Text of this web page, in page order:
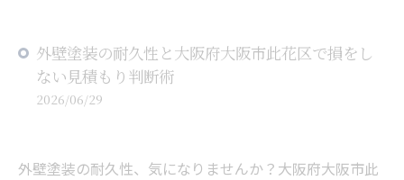
外壁塗装の耐久性と大阪府大阪市此花区で損をし
ない見積もり判断術
2026/06/29
外壁塗装の耐久性、気になりませんか？大阪府大阪市此